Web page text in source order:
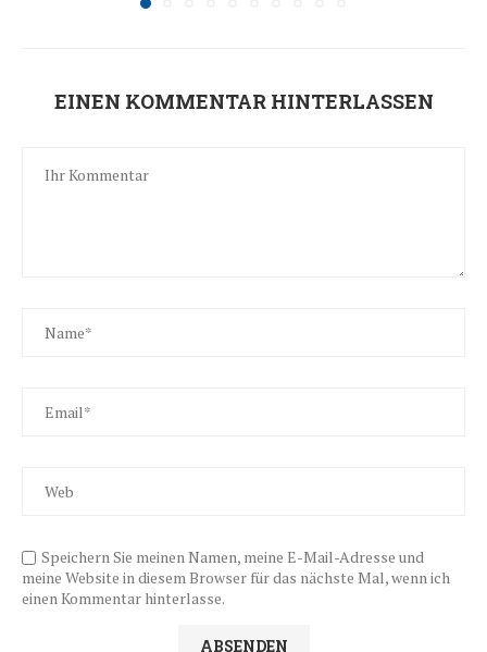
EINEN KOMMENTAR HINTERLASSEN
Speichern Sie meinen Namen, meine E-Mail-Adresse und
meine Website in diesem Browser für das nächste Mal, wenn ich
einen Kommentar hinterlasse.